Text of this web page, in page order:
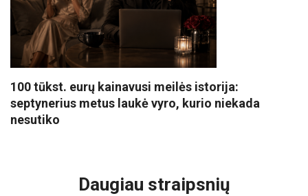
100 tūkst. eurų kainavusi meilės istorija:
septynerius metus laukė vyro, kurio niekada
nesutiko
Daugiau straipsnių